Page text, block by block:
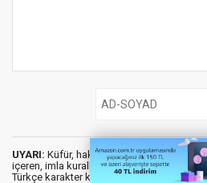
UYARI: Küfür, hakaret, rencide edici
içeren, imla kuralları ile yazılmamış,
Türkçe karakter kullanılmayan ve büyük